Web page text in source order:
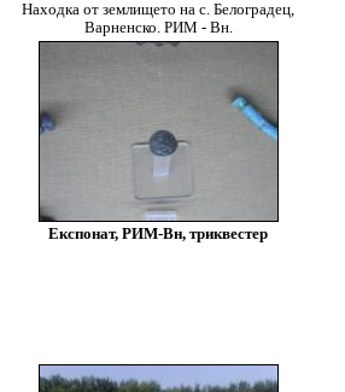
Находка от землището на с. Белоградец,
Варненско. РИМ - Вн.
Експонат, РИМ-Вн, триквестер